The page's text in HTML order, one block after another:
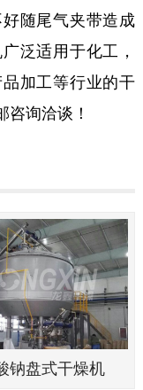
随尾气夹带造成
泛适用于化工，
加工等行业的干
询洽谈！
钠盘式干燥机